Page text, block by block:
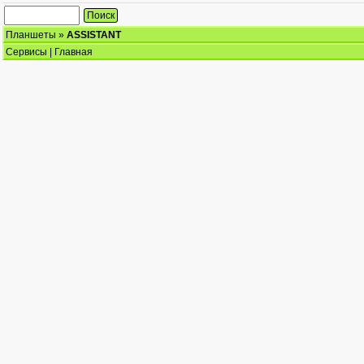
Планшеты » ASSISTANT
Сервисы
Главная